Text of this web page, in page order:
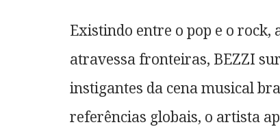
Existindo entre o pop e o rock,
atravessa fronteiras, BEZZI
instigantes da cena musical
referências globais, o artista